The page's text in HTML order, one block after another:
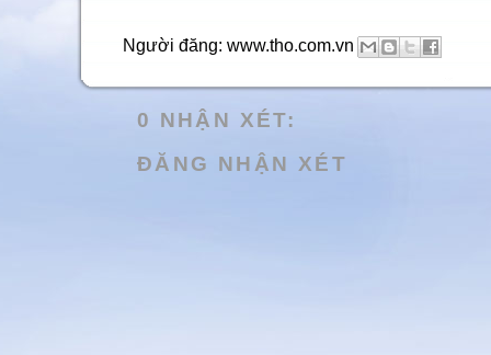
Người đăng: www.tho.com.vn
0 NHẬN XÉT:
ĐĂNG NHẬN XÉT